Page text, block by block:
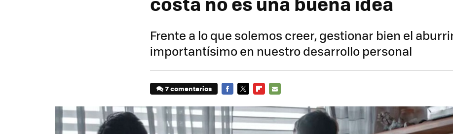
Frente a lo que solemos creer, gestionar bien el
importantísimo en nuestro desarrollo personal
7 comentarios
MAIL